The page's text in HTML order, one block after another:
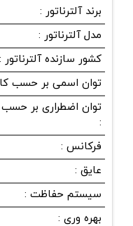
برند آلترناتور :
مدل آلترناتور :
کشور سازنده آلترناتور :
توان اسمی بر حسب
توان اضطراری بر حسب
:
فرکانس :
عایق :
سیستم حفاظت :
بهره وری :